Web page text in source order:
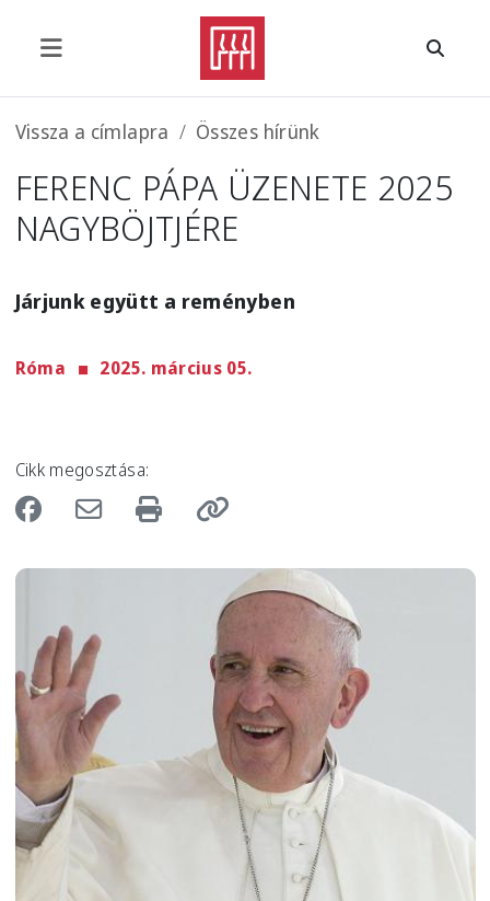
Morzsa
Vissza a címlapra Összes hírünk
FERENC PÁPA ÜZENETE 2025
NAGYBÖJTJÉRE
Járjunk együtt a reményben
Róma 2025. március 05.
Cikk megosztása:
Image